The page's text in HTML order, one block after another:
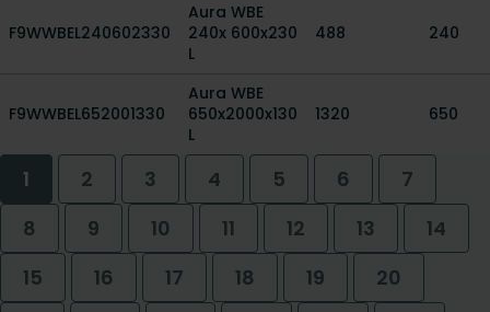
F9WWBEL240602330
Aura WBE
240x 600x230
L
488 240
F9WWBEL652001330
Aura WBE
650x2000x130
L
1320 650
1 2 3 4 5 6
7
8
9 10 11 12 13
14
15
16 17 18 19
20